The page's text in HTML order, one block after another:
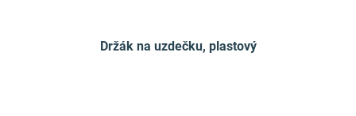
Držák na uzdečku, plastový